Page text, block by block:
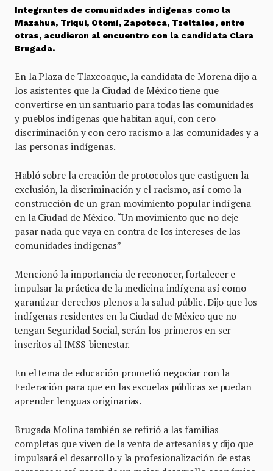
Integrantes de comunidades indígenas como la
Mazahua, Triqui, Otomí, Zapoteca, Tzeltales, entre
otras, acudieron al encuentro con la candidata Clara
Brugada.
En la Plaza de Tlaxcoaque, la candidata de Morena dijo a
los asistentes que la Ciudad de México tiene que
convertirse en un santuario para todas las comunidades
y pueblos indígenas que habitan aquí, con cero
discriminación y con cero racismo a las comunidades y a
las personas indígenas.
Habló sobre la creación de protocolos que castiguen la
exclusión, la discriminación y el racismo, así como la
construcción de un gran movimiento popular indígena
en la Ciudad de México. “Un movimiento que no deje
pasar nada que vaya en contra de los intereses de las
comunidades indígenas”
Mencionó la importancia de reconocer, fortalecer e
impulsar la práctica de la medicina indígena así como
garantizar derechos plenos a la salud públic. Dijo que los
indígenas residentes en la Ciudad de México que no
tengan Seguridad Social, serán los primeros en ser
inscritos al IMSS-bienestar.
En el tema de educación prometió negociar con la
Federación para que en las escuelas públicas se puedan
aprender lenguas originarias.
Brugada Molina también se refirió a las familias
completas que viven de la venta de artesanías y dijo que
impulsará el desarrollo y la profesionalización de estas